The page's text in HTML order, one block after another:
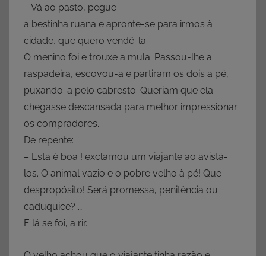
– Vá ao pasto, pegue
a bestinha ruana e apronte-se para irmos à
cidade, que quero vendê-la.
O menino foi e trouxe a mula. Passou-lhe a
raspadeira, escovou-a e partiram os dois a pé,
puxando-a pelo cabresto. Queriam que ela
chegasse descansada para melhor impressionar
os compradores.
De repente:
– Esta é boa ! exclamou um viajante ao avistá-
los. O animal vazio e o pobre velho à pé! Que
despropósito! Será promessa, penitência ou
caduquice? …
E lá se foi, a rir.